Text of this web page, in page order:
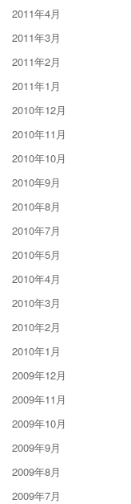
2011年4月
2011年3月
2011年2月
2011年1月
2010年12月
2010年11月
2010年10月
2010年9月
2010年8月
2010年7月
2010年5月
2010年4月
2010年3月
2010年2月
2010年1月
2009年12月
2009年11月
2009年10月
2009年9月
2009年8月
2009年7月